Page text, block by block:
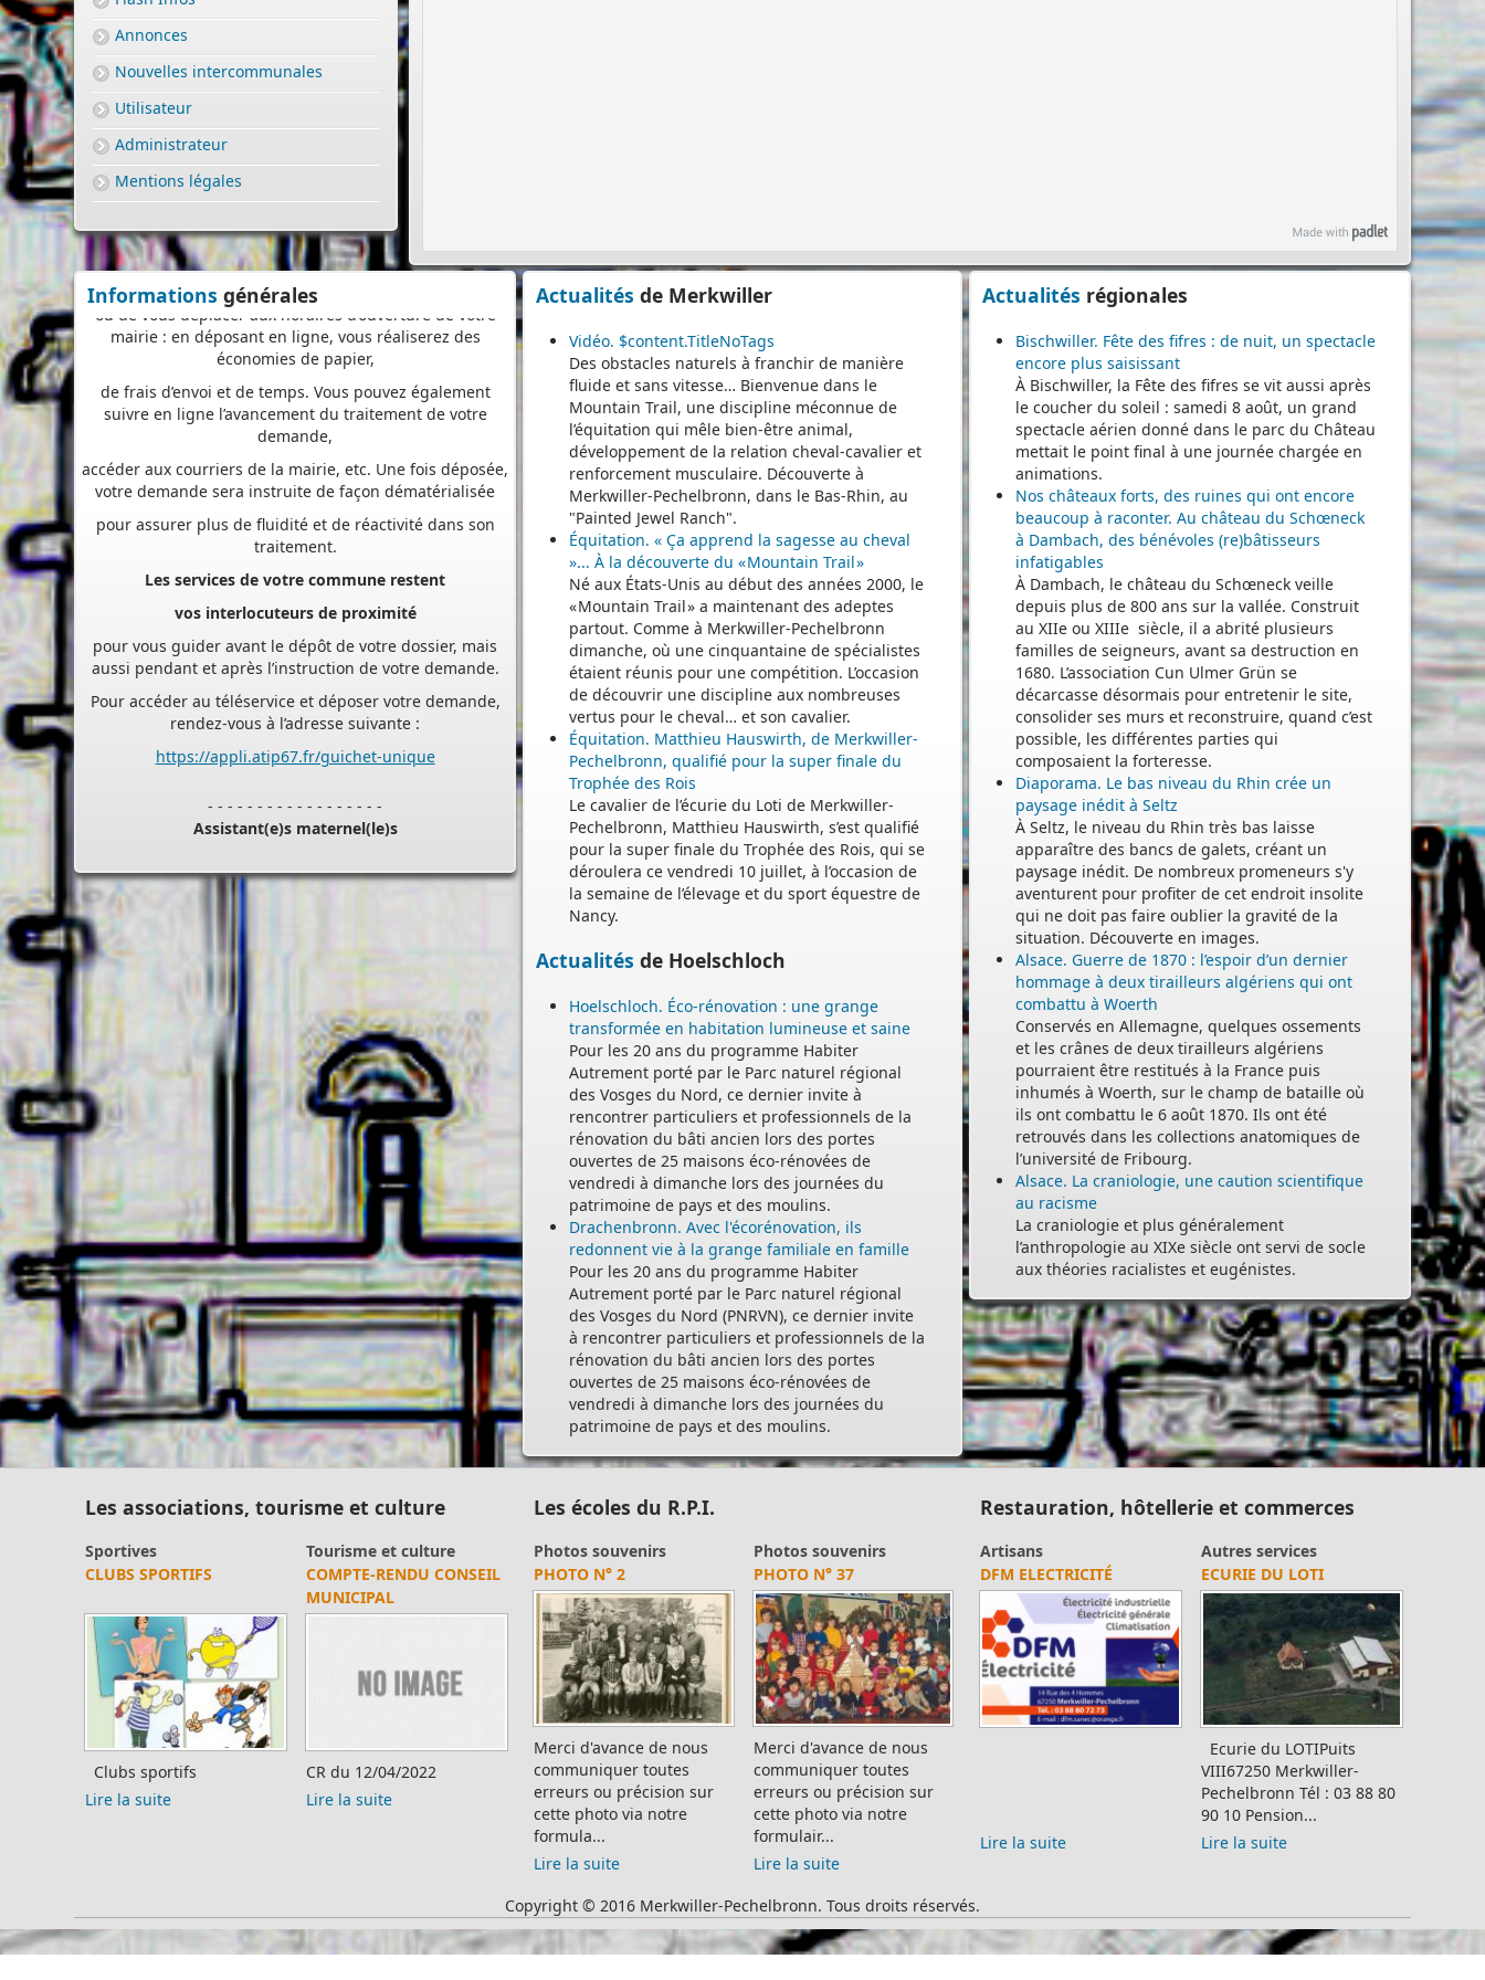
Annonces
Nouvelles intercommunales
Utilisateur
Administrateur
Mentions légales
Informations générales
Nous vous proposons un téléservice, destiné aux
particuliers comme aux professionnels,
poursaisir et déposer toutes les pièces de votre dossier
à tout moment et où que vous soyez, dans le cadre
d’une démarche simplifiée.
Plus besoin d’imprimer vos demandes en de multiples
accusé de réception
ou de vous déplacer aux horaires d’ouverture de votre
mairie : en déposant en ligne, vous réaliserez des
économies de papier,
de frais d’envoi et de temps. Vous pouvez également
suivre en ligne l’avancement du traitement de votre
demande,
accéder aux courriers de la mairie, etc. Une fois déposée,
pour assurer plus de fluidité et de réactivité dans son
Les services de votre commune restent
vos interlocuteurs de proximité
pour vous guider avant le dépôt de votre dossier, mais
aussi pendant et après l’instruction de votre demande.
Pour accéder au téléservice et déposer votre demande,
rendez-vous à l’adresse suivante :
https://appli.atip67.fr/guichet-unique
- - - - - - - - - - - - - - - - - -
et MAM par commune sur le site :
Il est mis à jour tous les vendredis.
de la CAF présente les
disponibilités des assistants maternels.
- - - - - - - - - - - - - - - - - -
Permanence mairie
Le secrétariat est fermé le samedi matin.
Une permanence est assurée par le maire, sur rendez-
vous.
Actualités de Merkwiller
Vidéo. $content.TitleNoTags
Des obstacles naturels à franchir de manière
fluide et sans vitesse… Bienvenue dans le
Mountain Trail, une discipline méconnue de
l’équitation qui mêle bien-être animal,
développement de la relation cheval-cavalier et
renforcement musculaire. Découverte à
Merkwiller-Pechelbronn, dans le Bas-Rhin, au
"Painted Jewel Ranch".
Équitation. « Ça apprend la sagesse au cheval
»... À la découverte du « Mountain Trail »
Né aux États-Unis au début des années 2000, le
« Mountain Trail » a maintenant des adeptes
partout. Comme à Merkwiller-Pechelbronn
dimanche, où une cinquantaine de spécialistes
étaient réunis pour une compétition. L’occasion
de découvrir une discipline aux nombreuses
vertus pour le cheval… et son cavalier.
Équitation. Matthieu Hauswirth, de Merkwiller-
Pechelbronn, qualifié pour la super finale du
Trophée des Rois
Le cavalier de l’écurie du Loti de Merkwiller-
Pechelbronn, Matthieu Hauswirth, s’est qualifié
pour la super finale du Trophée des Rois, qui se
déroulera ce vendredi 10 juillet, à l’occasion de
la semaine de l’élevage et du sport équestre de
Nancy.
Actualités de Hoelschloch
Hoelschloch. Éco-rénovation : une grange
transformée en habitation lumineuse et saine
Pour les 20 ans du programme Habiter
Autrement porté par le Parc naturel régional
des Vosges du Nord, ce dernier invite à
rencontrer particuliers et professionnels de la
rénovation du bâti ancien lors des portes
ouvertes de 25 maisons éco-rénovées de
vendredi à dimanche lors des journées du
patrimoine de pays et des moulins.
Drachenbronn. Avec l'écorénovation, ils
redonnent vie à la grange familiale en famille
Pour les 20 ans du programme Habiter
Autrement porté par le Parc naturel régional
des Vosges du Nord (PNRVN), ce dernier invite
à rencontrer particuliers et professionnels de la
rénovation du bâti ancien lors des portes
ouvertes de 25 maisons éco-rénovées de
vendredi à dimanche lors des journées du
patrimoine de pays et des moulins.
Actualités régionales
Bischwiller. Fête des fifres : de nuit, un spectacle
encore plus saisissant
À Bischwiller, la Fête des fifres se vit aussi après
le coucher du soleil : samedi 8 août, un grand
spectacle aérien donné dans le parc du Château
mettait le point final à une journée chargée en
animations.
Nos châteaux forts, des ruines qui ont encore
beaucoup à raconter. Au château du Schœneck
à Dambach, des bénévoles (re)bâtisseurs
infatigables
À Dambach, le château du Schœneck veille
depuis plus de 800 ans sur la vallée. Construit
au XIIe ou XIIIe siècle, il a abrité plusieurs
familles de seigneurs, avant sa destruction en
1680. L’association Cun Ulmer Grün se
décarcasse désormais pour entretenir le site,
consolider ses murs et reconstruire, quand c’est
possible, les différentes parties qui
composaient la forteresse.
Diaporama. Le bas niveau du Rhin crée un
paysage inédit à Seltz
À Seltz, le niveau du Rhin très bas laisse
apparaître des bancs de galets, créant un
paysage inédit. De nombreux promeneurs s'y
aventurent pour profiter de cet endroit insolite
qui ne doit pas faire oublier la gravité de la
situation. Découverte en images.
Alsace. Guerre de 1870 : l’espoir d’un dernier
hommage à deux tirailleurs algériens qui ont
combattu à Woerth
Conservés en Allemagne, quelques ossements
et les crânes de deux tirailleurs algériens
pourraient être restitués à la France puis
inhumés à Woerth, sur le champ de bataille où
ils ont combattu le 6 août 1870. Ils ont été
retrouvés dans les collections anatomiques de
l’université de Fribourg.
Alsace. La craniologie, une caution scientifique
au racisme
La craniologie et plus généralement
l’anthropologie au XIXe siècle ont servi de socle
aux théories racialistes et eugénistes.
Les associations, tourisme et culture
Sportives
CLUBS SPORTIFS
Clubs sportifs
Lire la suite
Tourisme et culture
COMPTE-RENDU CONSEIL
MUNICIPAL
CR du 12/04/2022
Lire la suite
Les écoles du R.P.I.
Photos souvenirs
PHOTO N° 2
Merci d'avance de nous
communiquer toutes
erreurs ou précision sur
cette photo via notre
formula...
Lire la suite
Photos souvenirs
PHOTO N° 37
Merci d'avance de nous
communiquer toutes
erreurs ou précision sur
cette photo via notre
formulair...
Lire la suite
Restauration, hôtellerie et commerces
Artisans
DFM ELECTRICITÉ
Lire la suite
Autres services
ECURIE DU LOTI
Ecurie du LOTIPuits
VIII67250 Merkwiller-
Pechelbronn Tél : 03 88 80
90 10 Pension...
Lire la suite
Copyright © 2016 Merkwiller-Pechelbronn. Tous droits réservés.